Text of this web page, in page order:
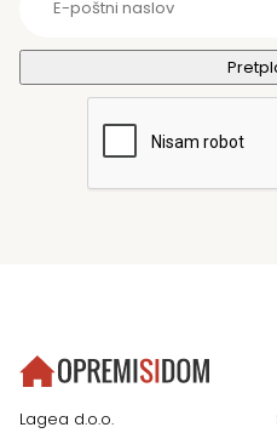
Lagea d.o.o.